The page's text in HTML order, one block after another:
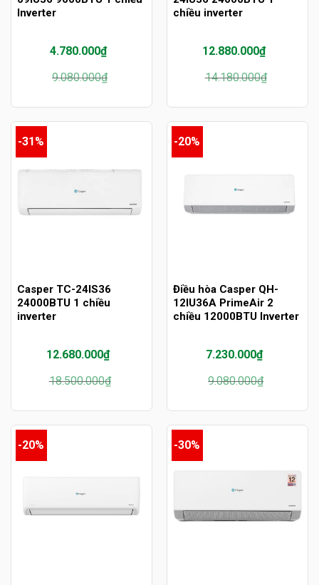
Inverter
9.080.000₫
Giá
gốc
9.080.000₫.
4.780.000₫
Giá
hiện
là:
4.780.000₫.
chiều inverter
14.180.000₫
Giá
gốc
14.180.000₫.
12.880.000₫
Giá
hiện
là:
12.880.000₫.
-31%
Casper TC-24IS36
24000BTU 1 chiều
inverter
18.500.000₫
Giá
gốc
18.500.000₫.
12.680.000₫
Giá
hiện
là:
12.680.000₫.
-20%
Điều hòa Casper QH-
12IU36A PrimeAir 2
chiều 12000BTU Inverter
9.080.000₫
Giá
gốc
9.080.000₫.
7.230.000₫
Giá
hiện
là:
7.230.000₫.
-20% -30%